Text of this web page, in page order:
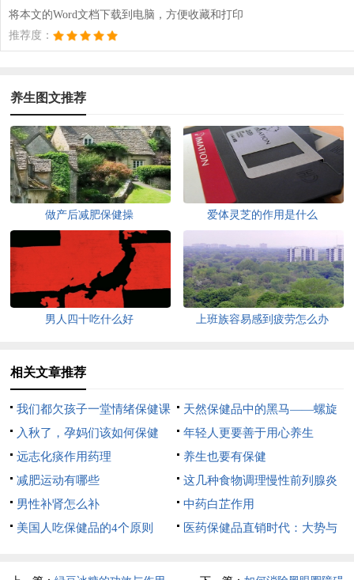
将本文的Word文档下载到电脑，方便收藏和打印
推荐度：
养生图文推荐
做产后减肥保健操 爱体灵芝的作用是什么
男人四十吃什么好 上班族容易感到疲劳怎么办
相关文章推荐
我们都欠孩子一堂情绪保健课
天然保健品中的黑马——螺旋
藻
入秋了，孕妈们该如何保健
呢？
年轻人更要善于用心养生
远志化痰作用药理
养生也要有保健
减肥运动有哪些
这几种食物调理慢性前列腺炎
疾病
男性补肾怎么补
中药白芷作用
美国人吃保健品的4个原则
医药保健品直销时代：大势与